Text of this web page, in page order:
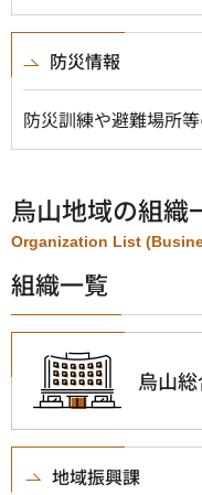
防災情報
防災訓練や避難場所
烏山地域の組織
Organization List
組織一覧
烏山
地域振興課